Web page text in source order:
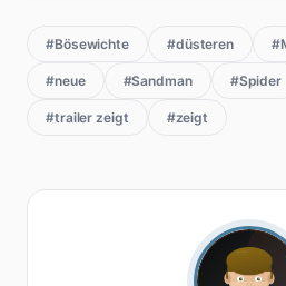
#Bösewichte #düsteren
#neue #Sandman #Spider
#trailer zeigt #zeigt